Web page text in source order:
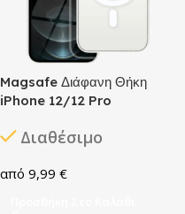
Magsafe Διάφανη Θήκη
iPhone 12/12 Pro
Διαθέσιμο
9,99 €